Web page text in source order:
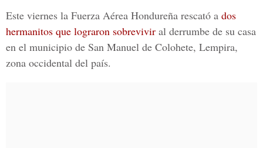
Este viernes la Fuerza Aérea Hondureña rescató a dos
hermanitos que lograron sobrevivir al derrumbe de su casa
en el municipio de San Manuel de Colohete, Lempira,
zona occidental del país.